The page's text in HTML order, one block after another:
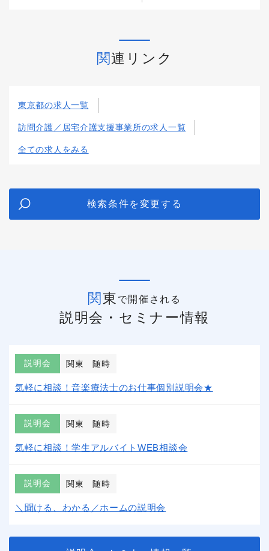
関連リンク
東京都の求人一覧
訪問介護／居宅介護支援事業所の求人一覧
全ての求人をみる
検索条件を変更する
関東 で開催される
説明会・セミナー情報
説明会 関東 随時
気軽に相談！音楽療法士のお仕事個別説明会★
説明会 関東 随時
気軽に相談！学生アルバイトWEB相談会
説明会 関東 随時
＼聞ける、わかる／ホームの説明会